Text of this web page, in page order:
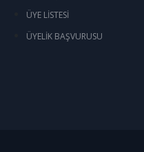
ÜYE LİSTESİ
ÜYELİK BAŞVURUSU